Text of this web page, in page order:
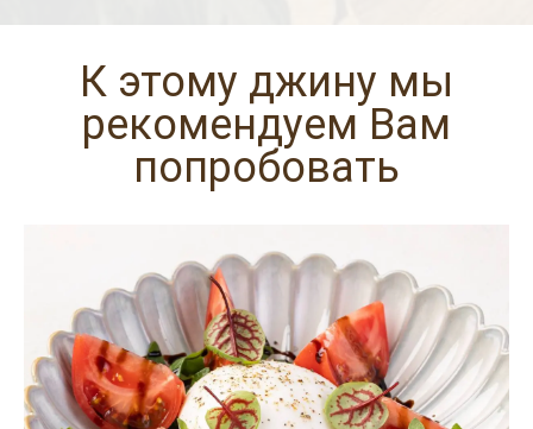
К этому джину мы
рекомендуем Вам
попробовать